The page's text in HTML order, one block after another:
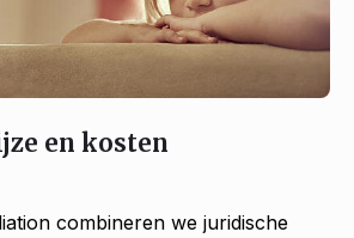
en kosten
combineren we juridische